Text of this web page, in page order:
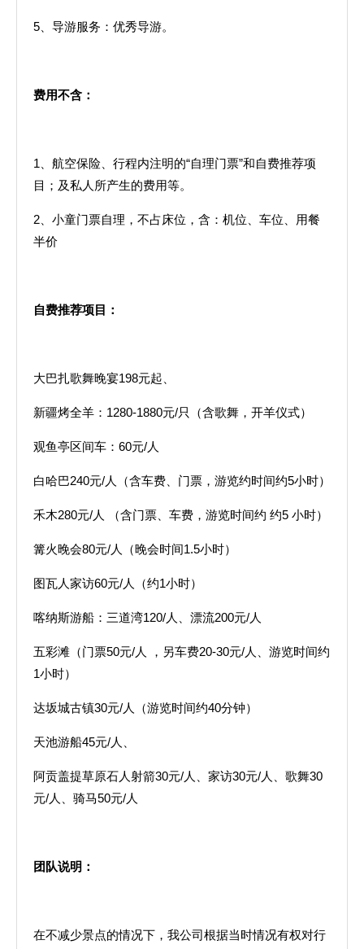
5、导游服务：优秀导游。
费用不含：
1、航空保险、行程内注明的“自理门票”和自费推荐项
目；及私人所产生的费用等。
2、小童门票自理，不占床位，含：机位、车位、用餐
半价
自费推荐项目：
大巴扎歌舞晚宴198元起、
新疆烤全羊：1280-1880元/只（含歌舞，开羊仪式）
观鱼亭区间车：60元/人
白哈巴240元/人（含车费、门票，游览约时间约5小时）
禾木280元/人 （含门票、车费，游览时间约 约5 小时）
篝火晚会80元/人（晚会时间1.5小时）
图瓦人家访60元/人（约1小时）
喀纳斯游船：三道湾120/人、漂流200元/人
五彩滩（门票50元/人 ，另车费20-30元/人、游览时间约
1小时）
达坂城古镇30元/人（游览时间约40分钟）
天池游船45元/人、
阿贡盖提草原石人射箭30元/人、家访30元/人、歌舞30
元/人、骑马50元/人
团队说明：
在不减少景点的情况下，我公司根据当时情况有权对行